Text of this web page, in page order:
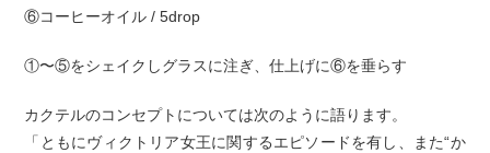
⑥コーヒーオイル / 5drop
①〜⑤をシェイクしグラスに注ぎ、仕上げに⑥を垂らす
カクテルのコンセプトについては次のように語ります。
「ともにヴィクトリア女王に関するエピソードを有し、また“か